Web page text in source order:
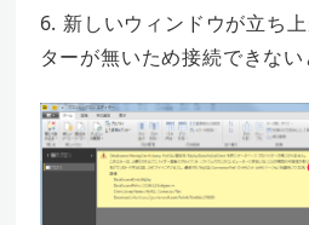
6. 新しいウィンドウが立ち
ターが無いため接続できない